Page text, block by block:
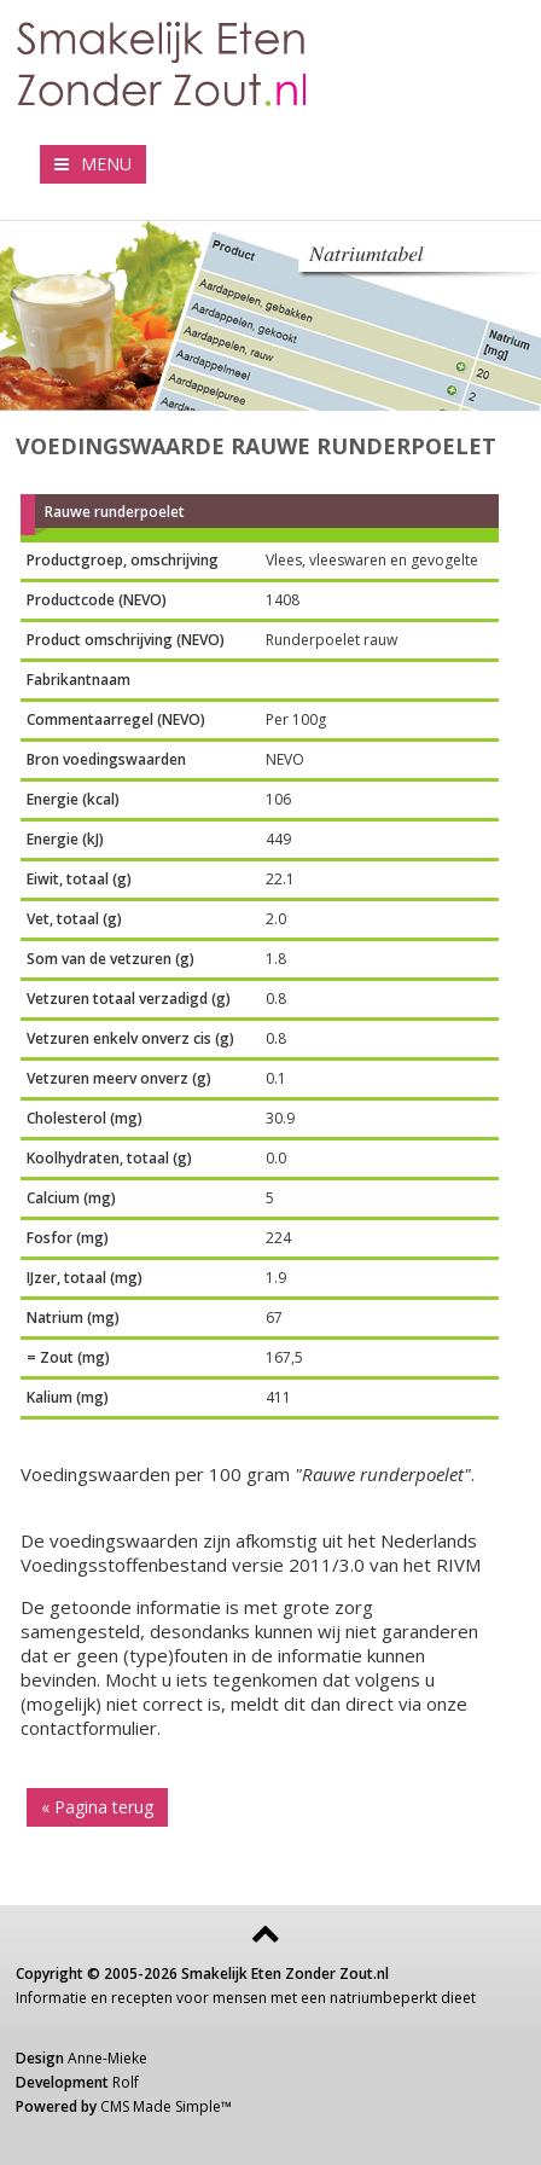
MENU
VOEDINGSWAARDE RAUWE RUNDERPOELET
Rauwe runderpoelet
Productgroep, omschrijving
Vlees, vleeswaren en gevogelte
Productcode (NEVO)
1408
Product omschrijving (NEVO)
Runderpoelet rauw
Fabrikantnaam
Commentaarregel (NEVO)
Per 100g
Bron voedingswaarden
NEVO
Energie (kcal)
106
Energie (kJ)
449
Eiwit, totaal (g)
22.1
Vet, totaal (g)
2.0
Som van de vetzuren (g)
1.8
Vetzuren totaal verzadigd (g)
0.8
Vetzuren enkelv onverz cis (g)
0.8
Vetzuren meerv onverz (g)
0.1
Cholesterol (mg)
30.9
Koolhydraten, totaal (g)
0.0
Calcium (mg)
5
Fosfor (mg)
224
IJzer, totaal (mg)
1.9
Natrium (mg)
67
= Zout (mg)
167,5
Kalium (mg)
411
Voedingswaarden per 100 gram "Rauwe runderpoelet".
De voedingswaarden zijn afkomstig uit het Nederlands
Voedingsstoffenbestand versie 2011/3.0 van het RIVM
De getoonde informatie is met grote zorg
samengesteld, desondanks kunnen wij niet garanderen
dat er geen (type)fouten in de informatie kunnen
bevinden. Mocht u iets tegenkomen dat volgens u
(mogelijk) niet correct is, meldt dit dan direct via onze
contactformulier.
« Pagina terug
Copyright © 2005-2026 Smakelijk Eten Zonder Zout.nl
Informatie en recepten voor mensen met een natriumbeperkt dieet
Design Anne-Mieke
Development Rolf
Powered by CMS Made Simple™